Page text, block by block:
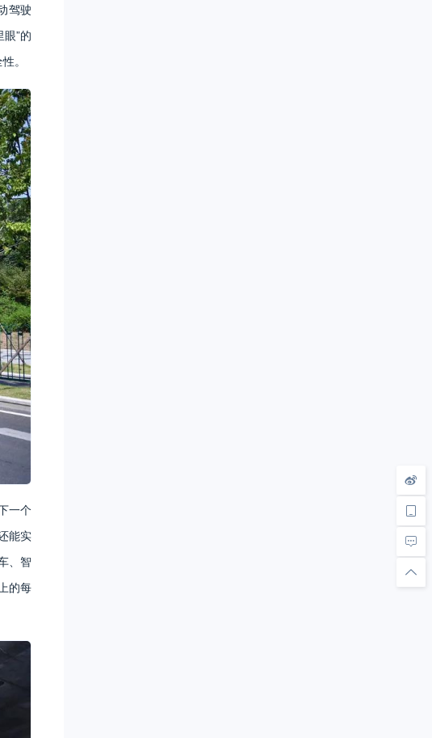
驾驶
”的
。
一个
能实
、智
的每